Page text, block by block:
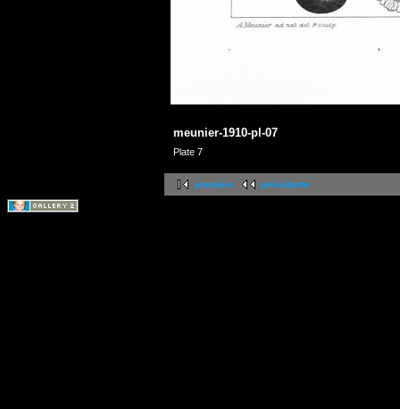
meunier-1910-pl-07
Plate 7
première précédente